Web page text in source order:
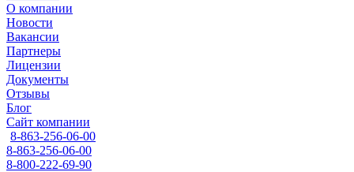
О компании
Новости
Вакансии
Партнеры
Лицензии
Документы
Отзывы
Блог
Сайт компании
8-863-256-06-00
8-863-256-06-00
8-800-222-69-90